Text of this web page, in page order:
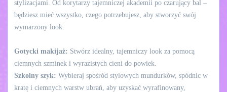
stylizacjami. Od korytarzy tajemniczej akademii po czarujący bal –
będziesz mieć wszystko, czego potrzebujesz, aby stworzyć swój
wymarzony look.
Gotycki makijaż: Stwórz idealny, tajemniczy look za pomocą
ciemnych szminek i wyrazistych cieni do powiek.
Szkolny szyk: Wybieraj spośród stylowych mundurków, spódnic w
kratę i ciemnych warstw ubrań, aby uzyskać wyrafinowany,